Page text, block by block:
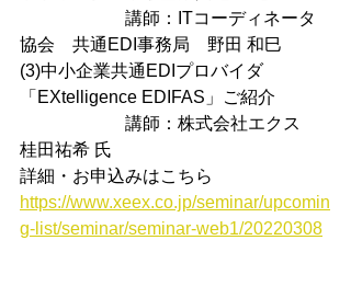
講師：ITコーディネータ
協会　共通EDI事務局　野田 和巳
(3)中小企業共通EDIプロバイダ
「EXtelligence EDIFAS」ご紹介
講師：株式会社エクス
桂田祐希 氏
詳細・お申込みはこちら
https://www.xeex.co.jp/seminar/upcomin
g-list/seminar/seminar-web1/20220308